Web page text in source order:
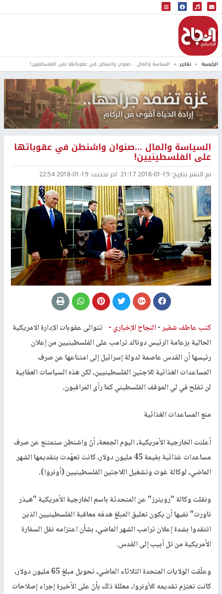
البث المباشر
إذاعة النجاح
الرئيسية تقارير السياسة والمال ...صنوان واشنطن في عقوباتها على الفلسطينيين!
السياسة والمال ...صنوان واشنطن في عقوباتها
على الفلسطينيين!
تم النشر بتاريخ: 2018-01-19 21:17 اخر تحديث: 2018-01-19 22:54
كتب عاطف شقير-النجاح الإخباري - تتوالى عقوبات الإدارة الامريكية
الحالية بزعامة الرئيس دونالد ترامب على الفلسطينيين من إعلان
رئيسها أن القدس عاصمة لدولة إسرائيل إلى امتناعها عن صرف
المساعدات الغذائية للاجئين الفلسطينيين، لكن هذه السياسات العقابية
لن تفلح في لي الموقف الفلسطيني كما رأى المراقبون.
منع المساعدات الغذائية
أعلنت الخارجية الأمريكية، اليوم الجمعة، أنّ واشنطن ستمتنع عن صرف
مساعدات غذائية بقيمة 45 مليون دولار، كانت تعهّدت بتقديمها الشهر
الماضي، لوكالة غوث وتشغيل اللاجئين الفلسطينيين (أونروا).
ونقلت وكالة "رويترز" عن المتحدثة باسم الخارجية الأمريكية "هيذر
ناورت" نفيها أن يكون تعليق المبلغ هدفه معاقبة الفلسطينيين الذين
انتقدوا بشدة إعلان ترامب الشهر الماضي، بشأن اعتزامه نقل السفارة
الأمريكية من تل أبيب إلى القدس.
وعلّقت الولايات المتحدة الثلاثاء الماضي، تحويل مبلغ 65 مليون دولار،
كانت تعتزم تقديمه للأونروا، معللة ذلك بأنّ على الأخيرة إجراء إصلاحات